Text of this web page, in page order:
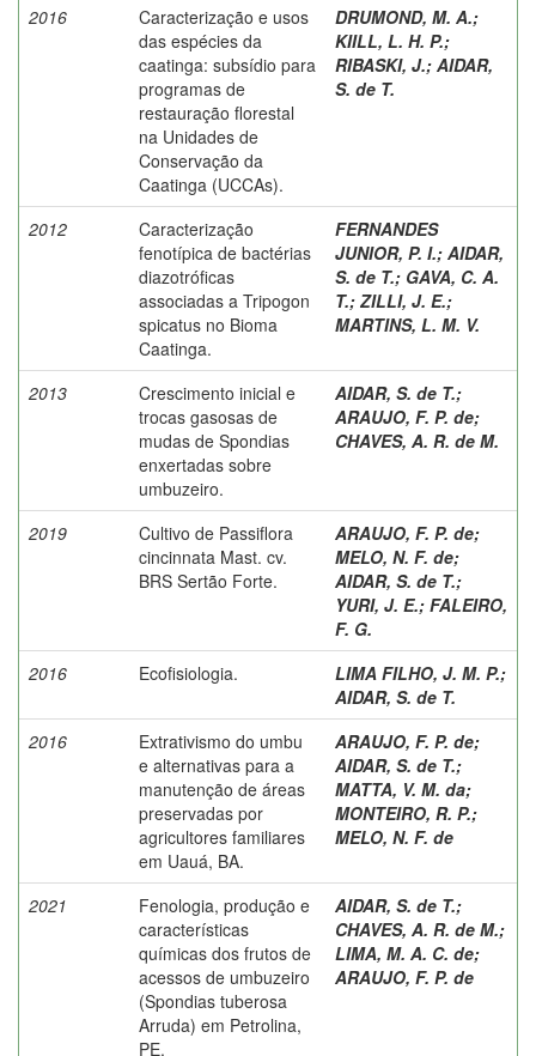
2016
Caracterização e usos
das espécies da
caatinga: subsídio para
programas de
restauração florestal
na Unidades de
Conservação da
Caatinga (UCCAs).
DRUMOND, M. A.;
KIILL, L. H. P.;
RIBASKI, J.; AIDAR,
S. de T.
2012
Caracterização
fenotípica de bactérias
diazotróficas
associadas a Tripogon
spicatus no Bioma
Caatinga.
FERNANDES
JUNIOR, P. I.; AIDAR,
S. de T.; GAVA, C. A.
T.; ZILLI, J. E.;
MARTINS, L. M. V.
2013
Crescimento inicial e
trocas gasosas de
mudas de Spondias
enxertadas sobre
umbuzeiro.
AIDAR, S. de T.;
ARAUJO, F. P. de;
CHAVES, A. R. de M.
2019
Cultivo de Passiflora
cincinnata Mast. cv.
BRS Sertão Forte.
ARAUJO, F. P. de;
MELO, N. F. de;
AIDAR, S. de T.;
YURI, J. E.; FALEIRO,
F. G.
2016
Ecofisiologia. LIMA FILHO, J. M. P.;
AIDAR, S. de T.
2016
Extrativismo do umbu
e alternativas para a
manutenção de áreas
preservadas por
agricultores familiares
em Uauá, BA.
ARAUJO, F. P. de;
AIDAR, S. de T.;
MATTA, V. M. da;
MONTEIRO, R. P.;
MELO, N. F. de
2021
Fenologia, produção e
características
químicas dos frutos de
acessos de umbuzeiro
(Spondias tuberosa
Arruda) em Petrolina,
PE.
AIDAR, S. de T.;
CHAVES, A. R. de M.;
LIMA, M. A. C. de;
ARAUJO, F. P. de